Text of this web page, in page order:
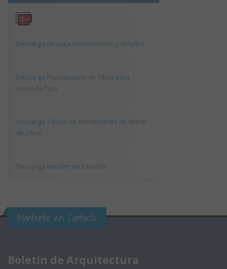
Descarga de casa constructivos y detalles
Descarga Presupuesto de Obra para
Vivienda Tipo
Descarga Tablas de Rendimiento de Mano
de Obra
Descarga Neufert en Español
Mantente en Contacto
Boletín de Arquitectura